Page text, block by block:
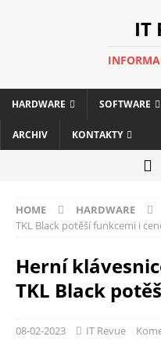
IT
HARDWARE SOFTWARE
ARCHIV KONTAKTY
HOME HARDWARE
TKL Black potěší funkcemi i
Herní
TKL Black
08-02-2023 IT Revue